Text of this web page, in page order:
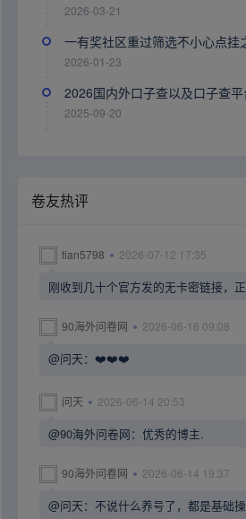
2026-03-21
一有奖社区重过筛选不小心点挂
2026-01-23
2026国内外口子查以及口子查
2025-09-20
卷友热评
tian5798 2026-07-12 17:35
刚收到几十个官方发的无卡密链接，
90海外问卷网 2026-06-16 09:08
@问天：❤️❤️❤️
问天 2026-06-14 20:53
@90海外问卷网：优秀的博主.
90海外问卷网 2026-06-14 19:37
@问天：不说什么养号了，都是基础